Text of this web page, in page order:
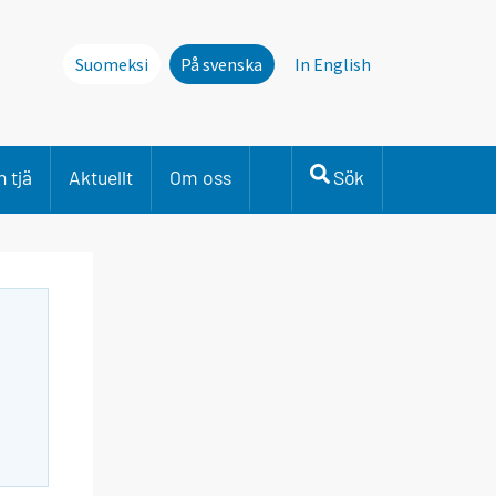
Suomeksi På svenska In English
tjä Aktuellt Om oss Sök